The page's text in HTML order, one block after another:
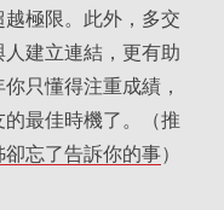
極限。此外，多交
建立連結，更有助
只懂得注重成績，
最佳時機了。（推
卻忘了告訴你的事）